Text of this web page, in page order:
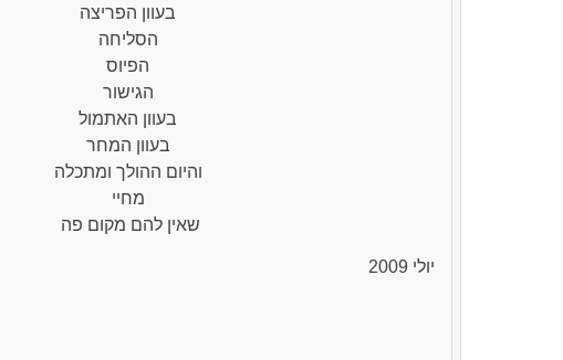
בעוון הפריצה
הסליחה
הפיוס
הגישור
בעוון האתמול
בעוון המחר
והיום ההולך ומתכלה
מחיי
שאין להם מקום פה
יולי 2009